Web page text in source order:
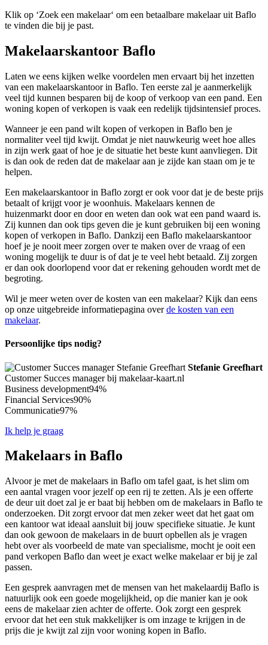
Klik op ‘Zoek een makelaar‘ om een betaalbare makelaar uit Baflo
te vinden die bij je past.
Makelaarskantoor Baflo
Laten we eens kijken welke voordelen men ervaart bij het inzetten
van een makelaarskantoor in Baflo. Ten eerste zal je aanmerkelijk
veel tijd kunnen besparen bij de koop of verkoop van een pand. Een
woning kopen of verkopen is vaak een redelijk tijdsintensief proces.
Wanneer je een pand wilt kopen of verkopen in Baflo ben je
normaliter veel tijd kwijt. Omdat je niet nauwkeurig weet hoe alles
in zijn werk gaat of hoe je de situatie het beste kunt aanvliegen. Dit
is dan ook de reden dat de makelaar aan je zijde kan staan om je te
helpen.
Een makelaarskantoor in Baflo zorgt er ook voor dat je de beste prijs
betaalt of krijgt voor je woonhuis. Makelaars kennen de
huizenmarkt door en door en weten dan ook wat een pand waard is.
Zij kunnen dan ook tips geven die je kunt gebruiken bij een woning
kopen of verkopen in Baflo. Dankzij een Baflo makelaarskantoor
hoef je je nooit meer zorgen over te maken over de vraag of een
woning mogelijk te duur is of dat je te veel hebt betaald. Zij zorgen
er dan ook doorlopend voor dat er rekening gehouden wordt met de
begroting.
Wil je meer weten over de kosten van een makelaar? Kijk dan eens
op onze uitgebreide informatiepagina overde kosten van een
makelaar.
Persoonlijke tips nodig?
Stefanie Greefhart
Customer Succes manager bij makelaar-kaart.nl
Business development94%
Financial Services90%
Communicatie97%
Ik help je graag
Makelaars in Baflo
Alvoor je met de makelaars in Baflo om tafel gaat, is het slim om
een aantal vragen voor jezelf op een rij te zetten. Als je een offerte
de deur uit doet zal je er baat bij hebben om de makelaars in Baflo te
onderzoeken. Dit zorgt ervoor dat men zeker weet dat het gaat om
een kantoor wat ideaal aansluit bij jouw specifieke situatie. Je kunt
dan ook gewoon de makelaars in de buurt opbellen als je vragen
hebt over als voorbeeld de mate van specialisme, mocht je ooit een
pand verkopen Baflo dan weet je exact welke makelaar er bij je zal
passen.
Een gesprek aanvragen met de mensen van het makelaardij Baflo is
natuurlijk ook een goede mogelijkheid, op die manier kan je ook
eens de makelaar zien achter de offerte. Ook zorgt een gesprek
ervoor dat het een stuk makkelijker is om inzage te krijgen in de
prijs die je kwijt zal zijn voor woning kopen in Baflo.